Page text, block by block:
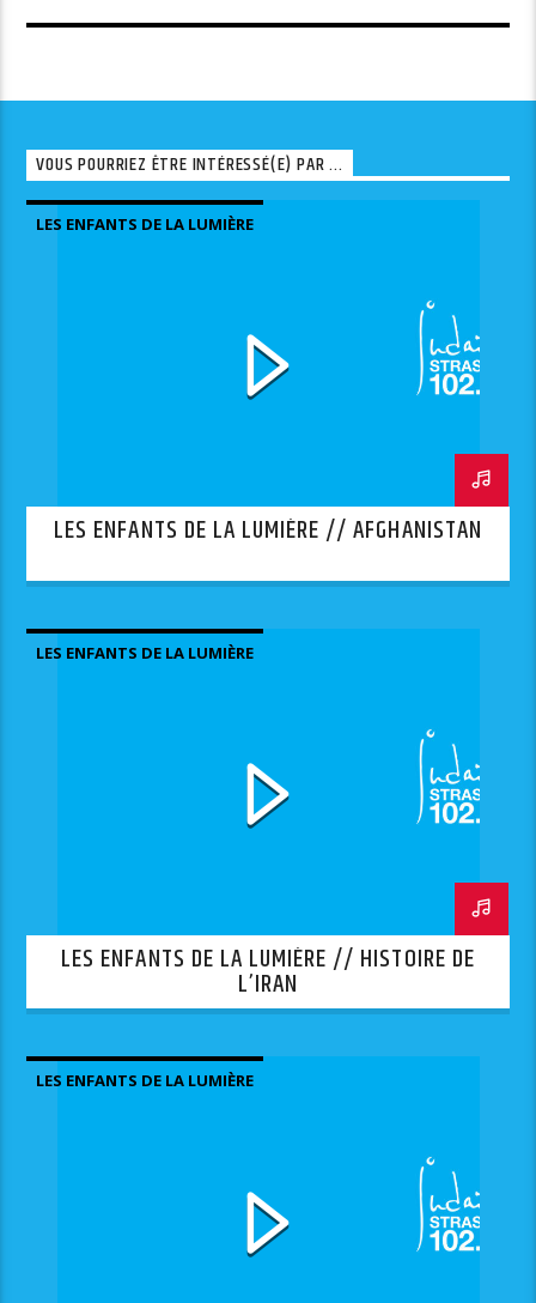
VOUS POURRIEZ ÊTRE INTÉRESSÉ(E) PAR ...
LES ENFANTS DE LA LUMIÈRE
LES ENFANTS DE LA LUMIÈRE // AFGHANISTAN
LES ENFANTS DE LA LUMIÈRE
LES ENFANTS DE LA LUMIÈRE // HISTOIRE DE
L’IRAN
LES ENFANTS DE LA LUMIÈRE